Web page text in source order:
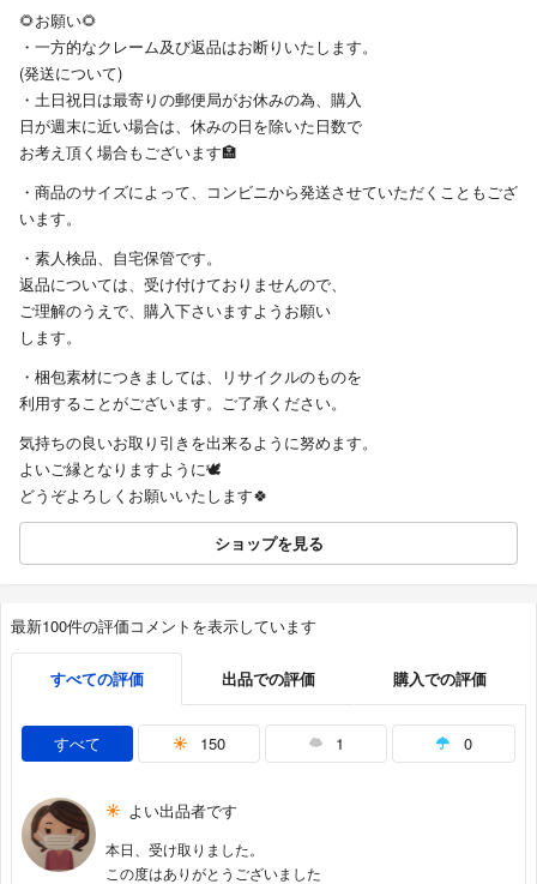
🌻お願い🌻
・一方的なクレーム及び返品はお断りいたします。
(発送について)
・土日祝日は最寄りの郵便局がお休みの為、購入
日が週末に近い場合は、休みの日を除いた日数で
お考え頂く場合もございます🏣
・商品のサイズによって、コンビニから発送させていただくこともござ
います。
・素人検品、自宅保管です。
返品については、受け付けておりませんので、
ご理解のうえで、購入下さいますようお願い
します。
・梱包素材につきましては、リサイクルのものを
利用することがございます。ご了承ください。
気持ちの良いお取り引きを出来るように努めます。
よいご縁となりますように🕊️
どうぞよろしくお願いいたします🍀
ショップを見る
最新100件の評価コメントを表示しています
すべての評価 出品での評価 購入での評価
すべて 150 1 0
よい出品者です
本日、受け取りました。
この度はありがとうございました